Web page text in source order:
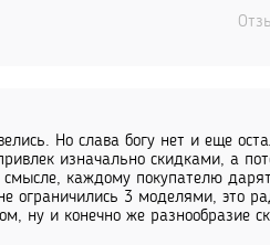
Но слава богу нет и еще
изначально скидками, а
каждому покупателю
ограничились 3 моделями, это
ну и конечно же разнообразие